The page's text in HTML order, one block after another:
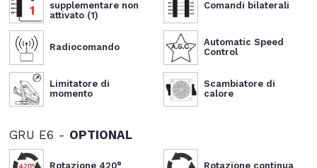
supplementare non
attivato (1)
Comandi bilaterali
Radiocomando
Automatic Speed
Control
Limitatore di
momento
Scambiatore di
calore
GRU E6 - OPTIONAL
Rotazione 420° Rotazione continua